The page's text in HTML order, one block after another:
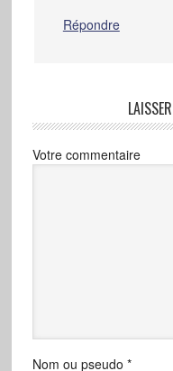
Répondre
Votre commentaire
Nom ou pseudo *